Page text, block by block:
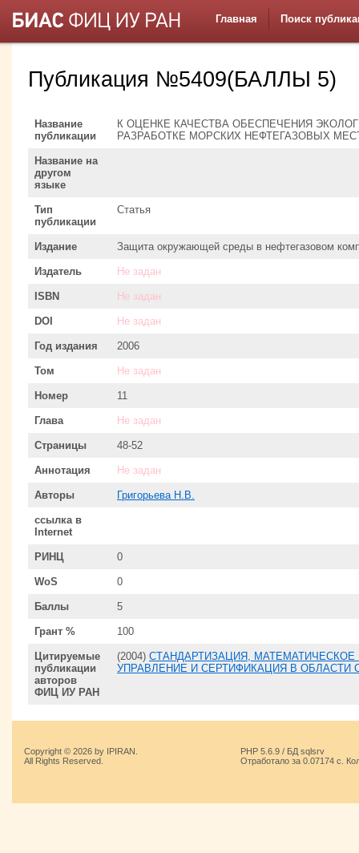
Главная Поиск
Публикация №5409(БАЛЛЫ 5)
Название
публикации
К ОЦЕНКЕ КАЧЕСТВА ОБЕСПЕЧЕНИЯ
РАЗРАБОТКЕ МОРСКИХ НЕФТЕГАЗОВЫХ
Название на
другом
языке
Тип
публикации
Статья
Издание Защита окружающей среды в нефтегазовом
Издатель Не задан
ISBN Не задан
DOI Не задан
Год издания 2006
Том Не задан
Номер 11
Глава Не задан
Страницы 48-52
Аннотация Не задан
Авторы Григорьева Н.В.
ссылка в
Internet
РИНЦ 0
WoS 0
Баллы 5
Грант % 100
Цитируемые
публикации
авторов
ФИЦ ИУ РАН
(2004) СТАНДАРТИЗАЦИЯ,
УПРАВЛЕНИЕ И СЕРТИФИКАЦИЯ В
Copyright © 2026 by IPIRAN.
All Rights Reserved.
PHP 5.6.9 / БД sqlsrv
Отработало за 0.07174 с.